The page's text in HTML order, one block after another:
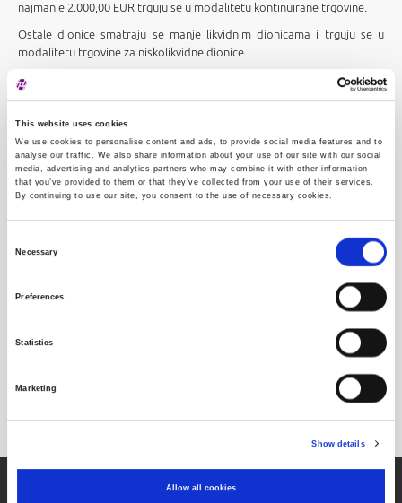
This website uses cookies
We use cookies to personalise content and ads, to provide social media features and to
analyse our traffic. We also share information about your use of our site with our social
media, advertising and analytics partners who may combine it with other information
that you’ve provided to them or that they’ve collected from your use of their services.
By continuing to use our site, you consent to the use of necessary cookies.
Necessary
Preferences
Statistics
Marketing
Show details
Allow all cookies
najmanje 2.000,00 EUR trguju se u modalitetu kontinuirane trgovine.
Ostale dionice smatraju se manje likvidnim dionicama i trguju se u
modalitetu trgovine za niskolikvidne dionice.
Iznimno, dionica koja u trgovinskom tjednu ostvari promet od
U modalitetu kontinuirane trgovine uvijek se trguje dionicama
uvrštenim na Vodeće tržište ili Službeno tržište, dionicama za koje
postoji sklopljen ugovor o obavljanju poslova održavatelja tržišta
Od 6. srpnja 2026. godine u modalitetu trgovine za niskolikvidne
čiji popis možete preuzeti u sljedećim datotekama:
Dionice u modalitetu trgovine za niskolikvidne
Dionice u modalitetu kontinuirane trgovine